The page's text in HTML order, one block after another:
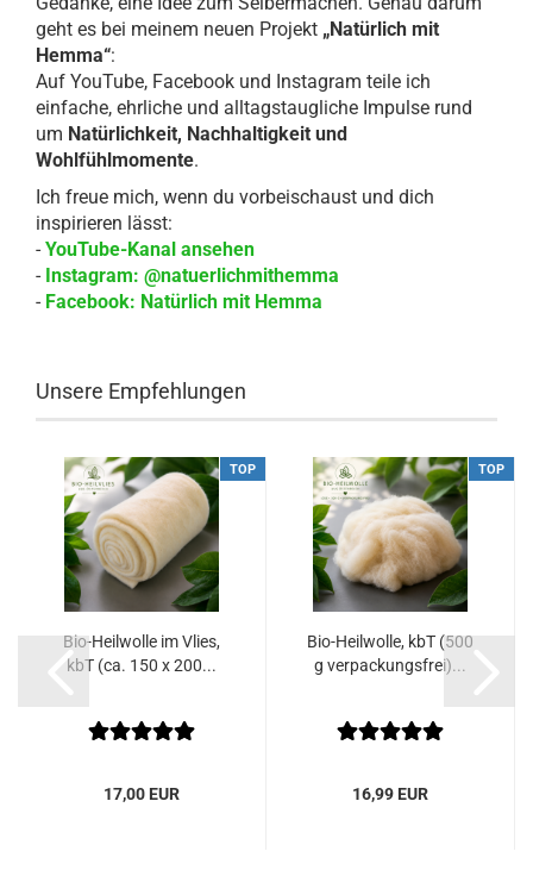
geht es bei meinem neuen Projekt „Natürlich mit
Hemma“:
Auf YouTube, Facebook und Instagram teile ich
einfache, ehrliche und alltagstaugliche Impulse rund
um Natürlichkeit, Nachhaltigkeit und
Wohlfühlmomente.
Ich freue mich, wenn du vorbeischaust und dich
inspirieren lässt:
- YouTube-Kanal ansehen
- Instagram: @natuerlichmithemma
- Facebook: Natürlich mit Hemma
Unsere Empfehlungen
TOP
Bio-Heilwolle im Vlies,
kbT (ca. 150 x 200...
17,00 EUR
TOP
Bio-Heilwolle, kbT (500
g verpackungsfrei)...
16,99 EUR